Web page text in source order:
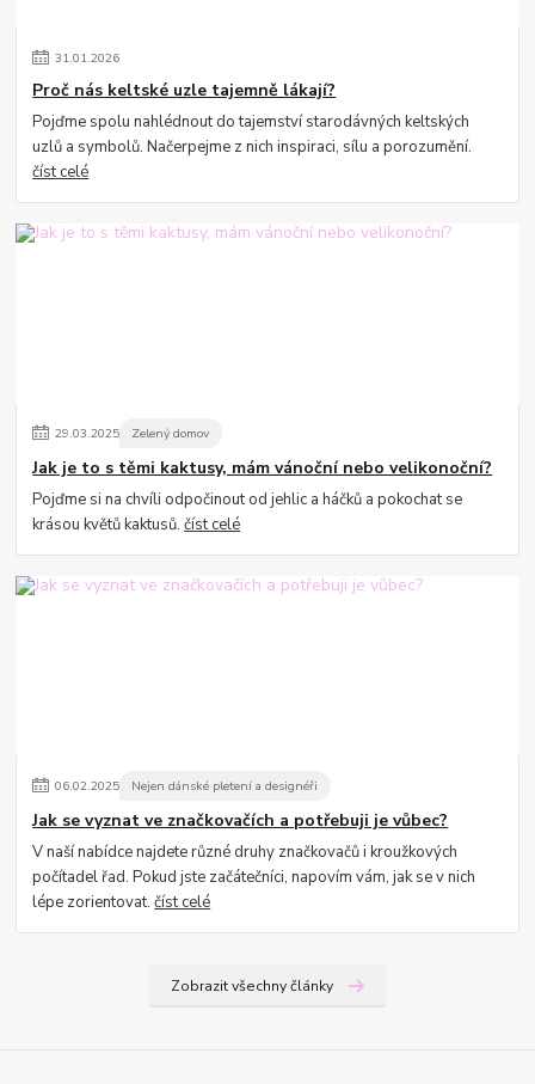
31.01.2026
Proč nás keltské uzle tajemně lákají?
Pojďme spolu nahlédnout do tajemství starodávných keltských
uzlů a symbolů. Načerpejme z nich inspiraci, sílu a porozumění.
číst celé
29.03.2025 Zelený domov
Jak je to s těmi kaktusy, mám vánoční nebo velikonoční?
Pojďme si na chvíli odpočinout od jehlic a háčků a pokochat se
krásou květů kaktusů.číst celé
06.02.2025 Nejen dánské pletení a designéři
Jak se vyznat ve značkovačích a potřebuji je vůbec?
V naší nabídce najdete různé druhy značkovačů i kroužkových
počítadel řad. Pokud jste začátečníci, napovím vám, jak se v nich
lépe zorientovat.číst celé
Zobrazit všechny články